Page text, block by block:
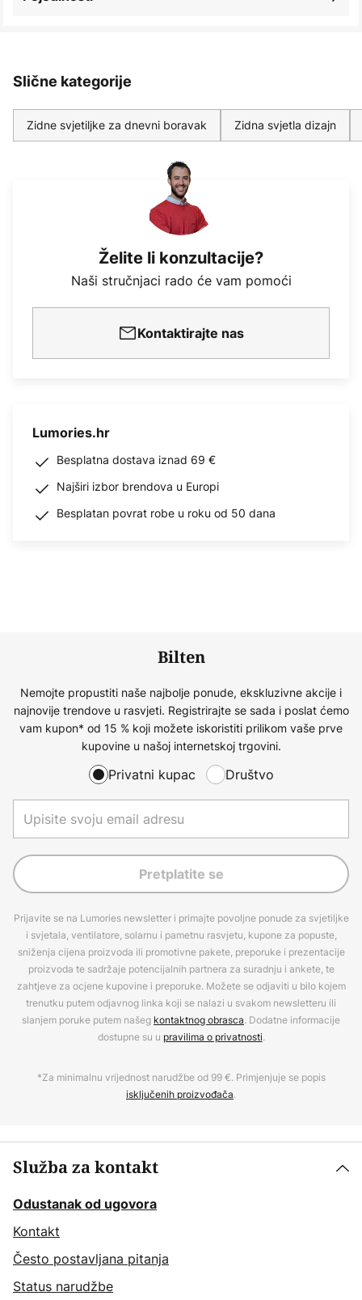
Slične kategorije
Zidne svjetiljke za dnevni boravak Zidna svjetla dizajn
Želite li konzultacije?
Naši stručnjaci rado će vam pomoći
Kontaktirajte nas
Lumories.hr
Besplatna dostava iznad 69 €
Najširi izbor brendova u Europi
Besplatan povrat robe u roku od 50 dana
Bilten
Nemojte propustiti naše najbolje ponude, ekskluzivne akcije i
najnovije trendove u rasvjeti. Registrirajte se sada i poslat ćemo
vam kupon* od 15 % koji možete iskoristiti prilikom vaše prve
kupovine u našoj internetskoj trgovini.
Privatni kupac Društvo
Pretplatite se
Prijavite se na Lumories newsletter i primajte povoljne ponude za svjetiljke
i svjetala, ventilatore, solarnu i pametnu rasvjetu, kupone za popuste,
sniženja cijena proizvoda ili promotivne pakete, preporuke i prezentacije
proizvoda te sadržaje potencijalnih partnera za suradnju i ankete, te
zahtjeve za ocjene kupovine i preporuke. Možete se odjaviti u bilo kojem
trenutku putem odjavnog linka koji se nalazi u svakom newsletteru ili
slanjem poruke putem našeg kontaktnog obrasca. Dodatne informacije
dostupne su u pravilima o privatnosti.
*Za minimalnu vrijednost narudžbe od 99 €. Primjenjuje se popis
isključenih proizvođača.
Služba za kontakt
Odustanak od ugovora
Kontakt
Često postavljana pitanja
Status narudžbe